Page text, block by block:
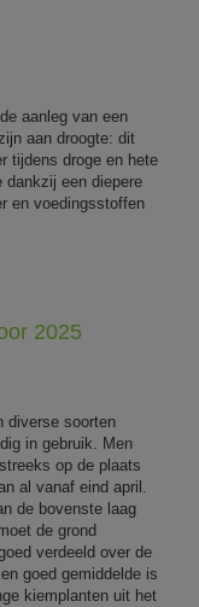
aanleg van een
aan droogte: dit
tijdens droge en hete
een diepere
en voedingsstoffen
2025
diverse soorten
in gebruik. Men
op de plaats
al vanaf eind april.
de bovenste laag
de grond
verdeeld over de
goed gemiddelde is
kiemplanten uit het